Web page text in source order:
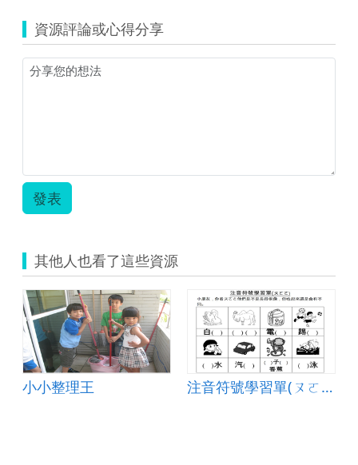
演
示
資源評論或心得分享
發表
其他人也看了這些資源
小小整理王
注音符號學習單(ㄡㄛㄜ)